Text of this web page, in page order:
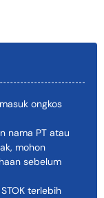
ongkos
nama PT atau
mohon
sebelum
terlebih